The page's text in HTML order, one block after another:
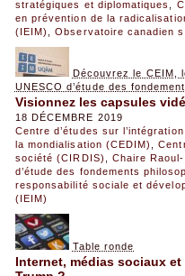
stratégiques et diplomatiques
en prévention de la
(IEIM)
,Observatoire canadien
Découvrez le CEIM,
UNESCO d’étude des
Visionnez les capsules
18 DÉCEMBRE 2019
Centre d’études sur
la mondialisation (CEDIM)
,
société (CIRDIS)
Chaire
d’étude des fondements
responsabilité sociale et
(IEIM)
Table ronde
Internet, médias sociaux